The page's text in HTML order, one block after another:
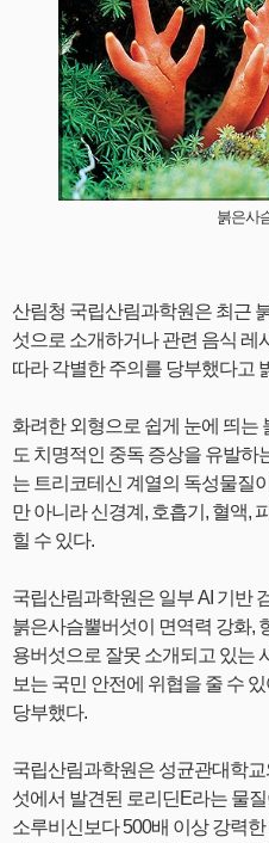
붉은사
산림청 국립산림과학원은 최근
섯으로 소개하거나 관련 음식 레
따라 각별한 주의를 당부했다고
화려한 외형으로 쉽게 눈에 띄는
도 치명적인 중독 증상을 유발하
는 트리코테신 계열의 독성물질
만 아니라 신경계, 호흡기, 혈액,
힐 수 있다.
국립산림과학원은 일부 AI 기반
붉은사슴뿔버섯이 면역력 강화,
용버섯으로 잘못 소개되고 있는
보는 국민 안전에 위협을 줄 수
당부했다.
국립산림과학원은 성균관대학
섯에서 발견된 로리딘E라는 물
소루비신보다 500배 이상 강력